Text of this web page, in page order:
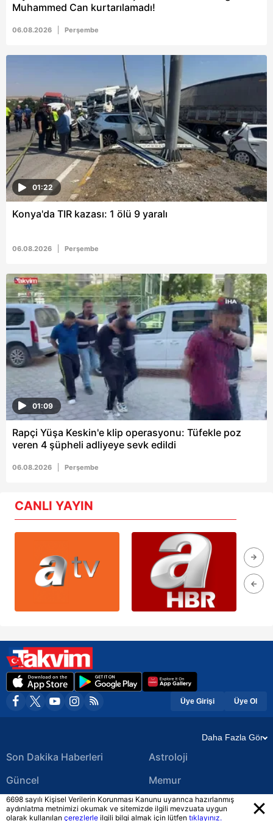
için Ayarlar butonuna tıklayabilir,Çerez Bilgilendirme
Metnimizi ziyaret edebilirsiniz.
6698 sayılı Kişisel Verilerin Korunması Kanunu uyarınca
hazırlanmış Aydınlatma Metnimizi okumak ve sitemizde
ilgili mevzuata uygun olarak kullanılan çerezlerle ilgili bilgi
almak için lütfentıklayınız.
Muhammed Can kurtarılamadı!
06.08.2026 Perşembe
01:22
Konya'da TIR kazası: 1 ölü 9 yaralı
06.08.2026 Perşembe
01:09
Rapçi Yüşa Keskin'e klip operasyonu: Tüfekle poz
veren 4 şüpheli adliyeye sevk edildi
06.08.2026 Perşembe
CANLI YAYIN
Üye Girişi Üye Ol
Daha Fazla Gör
Son Dakika Haberleri
Güncel
Ekonomi Haberleri
Astroloji
Memur
Yerel Haberler
6698 sayılı Kişisel Verilerin Korunması Kanunu uyarınca hazırlanmış
aydınlatma metnimizi okumak ve sitemizde ilgili mevzuata uygun
olarak kullanılan çerezlerle ilgili bilgi almak için lütfen tıklayınız.